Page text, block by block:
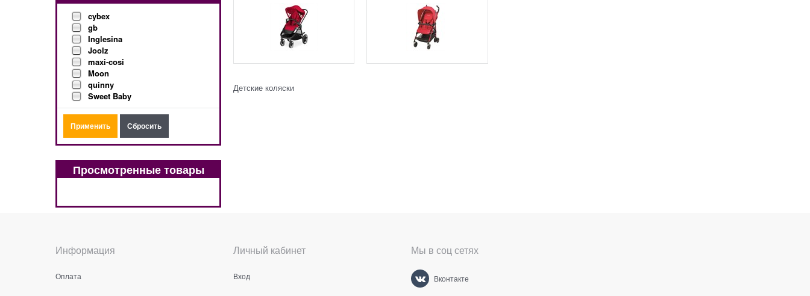
cybex
gb
Inglesina
Joolz
maxi-cosi
Moon
quinny
Sweet Baby
Просмотренные товары
Детские коляски
Информация
Оплата
Личный кабинет
Вход
Мы в соц сетях
Вконтакте